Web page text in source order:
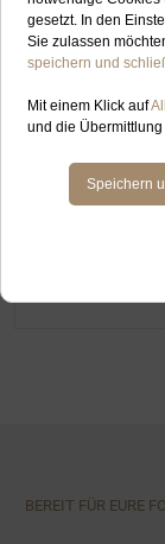
JUN
BEREIT FÜR EURE